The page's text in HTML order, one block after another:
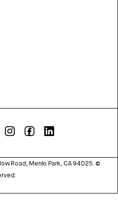
Road, Menlo Park, CA 94025. ©